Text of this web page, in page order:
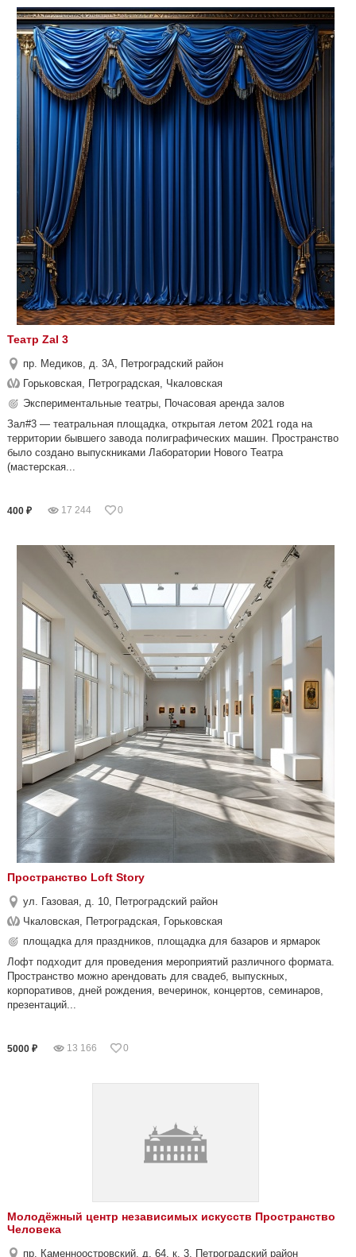
Театр Zal 3
пр. Медиков, д. 3А, Петроградский район
Горьковская, Петроградская, Чкаловская
Экспериментальные театры, Почасовая аренда залов
Зал#3 — театральная площадка, открытая летом 2021 года на
территории бывшего завода полиграфических машин. Пространство
было создано выпускниками Лаборатории Нового Театра
(мастерская...
400 ₽ 17 244 0
Пространство Loft Story
ул. Газовая, д. 10, Петроградский район
Чкаловская, Петроградская, Горьковская
площадка для праздников, площадка для базаров и ярмарок
Лофт подходит для проведения мероприятий различного формата.
Пространство можно арендовать для свадеб, выпускных,
корпоративов, дней рождения, вечеринок, концертов, семинаров,
презентаций...
5000 ₽ 13 166 0
Молодёжный центр независимых искусств Пространство
Человека
пр. Каменноостровский, д. 64, к. 3, Петроградский район